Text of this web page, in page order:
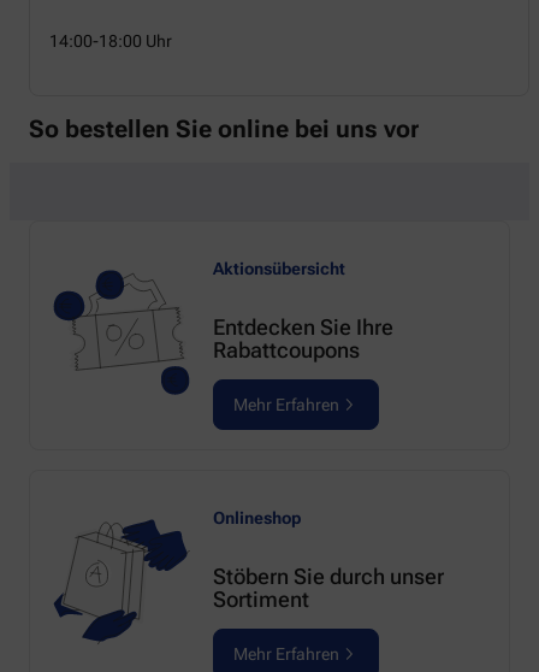
14:00-18:00 Uhr
So bestellen Sie online bei uns vor
Aktionsübersicht
Entdecken Sie Ihre
Rabattcoupons
Mehr Erfahren
Onlineshop
Stöbern Sie durch unser
Sortiment
Mehr Erfahren